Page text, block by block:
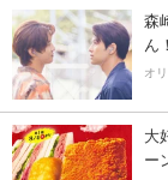
森
ん！
オ
大
ー